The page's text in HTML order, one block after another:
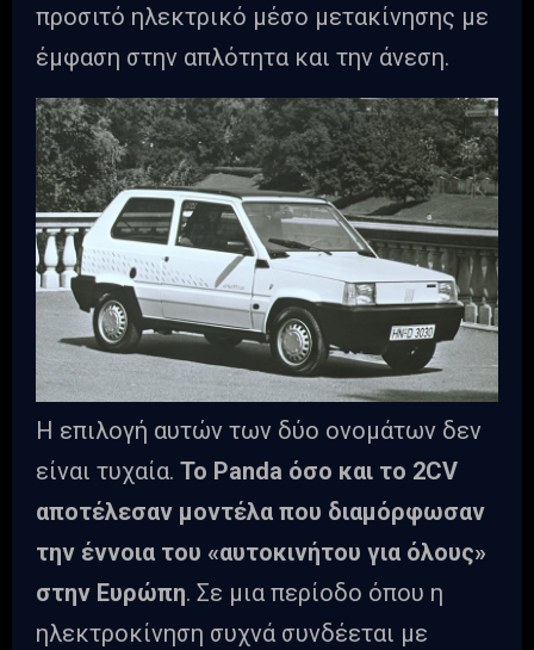
προσιτό ηλεκτρικό μέσο μετακίνησης με
έμφαση στην απλότητα και την άνεση.
Η επιλογή αυτών των δύο ονομάτων δεν
είναι τυχαία. Το Panda όσο και το 2CV
αποτέλεσαν μοντέλα που διαμόρφωσαν
την έννοια του «αυτοκινήτου για όλους»
στην Ευρώπη. Σε μια περίοδο όπου η
ηλεκτροκίνηση συχνά συνδέεται με